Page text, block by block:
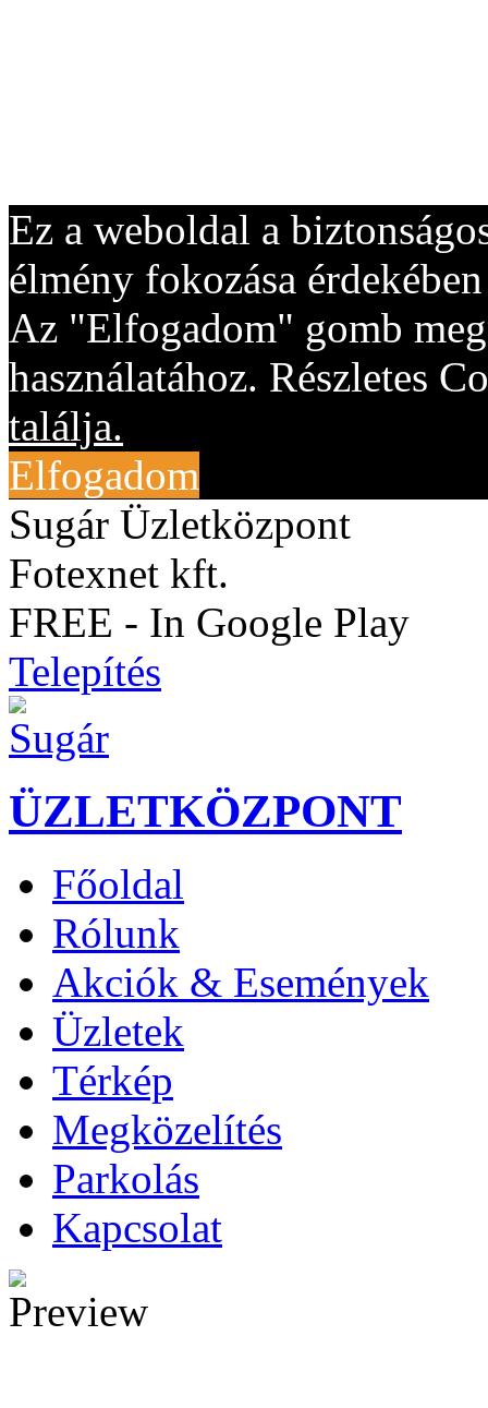
Ez a weboldal a
élmény fokozása
Az "Elfogadom" gomb
használatához. Részletes
találja.
Elfogadom
Sugár Üzletközpont
Fotexnet kft.
FREE - In Google Play
Telepítés
ÜZLETKÖZPONT
Főoldal
Rólunk
Akciók & Események
Üzletek
Térkép
Megközelítés
Parkolás
Kapcsolat